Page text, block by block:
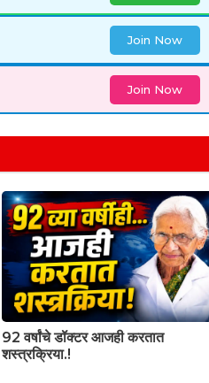
Join Now
Join Now
92 वर्षांचे डॉक्टर आजही करतात
शस्त्रक्रिया.!